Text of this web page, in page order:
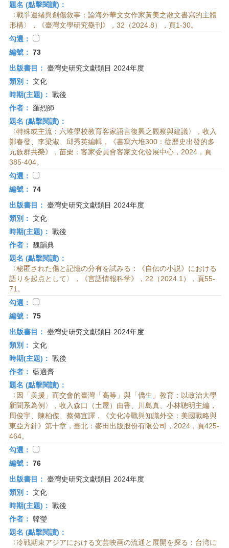
題名 (點擊閱讀)：
〈戰爭遺緒與創傷敘事：論海外華文女作家黃美之散文書寫的主體
形構〉，《臺灣文學研究雧刊》，32（2024.8），頁1-30。
勾選：
編號： 73
出版書目： 臺灣史研究文獻類目 2024年度
類別： 文化
時期(主題)： 戰後
作者： 羅烈師
題名 (點擊閱讀)：
〈特殊或主流：六堆學校教育客家語言復興之觀察與建議〉，收入
鄭春發、李梁淑、邱秀英編輯，《書寫六堆300：從歷史出發的多
元族群共榮》，苗栗：客家委員會客家文化發展中心，2024，頁
385-404。
勾選：
編號： 74
出版書目： 臺灣史研究文獻類目 2024年度
類別： 文化
時期(主題)： 戰後
作者： 魏韻典
題名 (點擊閱讀)：
〈秘匿された傷と記憶の分有を試みる：《自伝の小説》における
語りを起点として〉，《言語情報科学》，22（2024.1），頁55-
71。
勾選：
編號： 75
出版書目： 臺灣史研究文獻類目 2024年度
類別： 文化
時期(主題)： 戰後
作者： 藍適齊
題名 (點擊閱讀)：
〈因「美援」而交會的臺灣「高等」與「僑生」教育：以政治大學
新聞系為例〉，收入森口（土屋）由香、川島真、小林聰明主編，
周俊宇、陳柏傑、蔡傳宜譯，《文化冷戰與知識外交：美國戰略與
東亞方針》第十章，臺北：麥田出版股份有限公司，2024，頁425-
464。
勾選：
編號： 76
出版書目： 臺灣史研究文獻類目 2024年度
類別： 文化
時期(主題)： 戰後
作者： 韓瑩
題名 (點擊閱讀)：
〈冷戦期東アジアにおける文芸映画の流通と展開を探る：台湾に